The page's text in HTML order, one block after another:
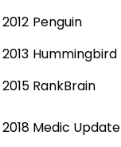
2012 Penguin
2013 Hummingbird
2015 RankBrain
2018 Medic Update